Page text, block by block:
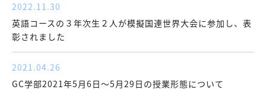
2022.11.30
英語コースの３年次生２人が模擬国連世界大会に参加し、表
彰されました
2021.04.26
GC学部2021年5月6日～5月29日の授業形態について